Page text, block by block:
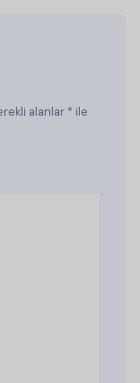
alanlar * ile